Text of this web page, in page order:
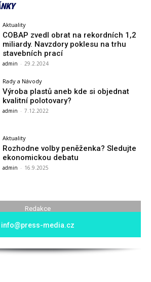
Aktuality
COBAP zvedl obrat na rekordních 1,2
miliardy. Navzdory poklesu na trhu
stavebních prací
admin - 29.2.2024
Rady a Návody
Výroba plastů aneb kde si objednat
kvalitní polotovary?
admin - 7.12.2022
Aktuality
Rozhodne volby peněženka? Sledujte
ekonomickou debatu
admin - 16.9.2025
Redakce
info@press-media.cz